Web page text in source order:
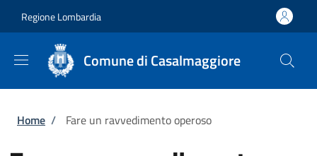
Regione Lombardia
Comune di Casalmaggiore
Briciole di pane
Home / Fare un ravvedimento operoso